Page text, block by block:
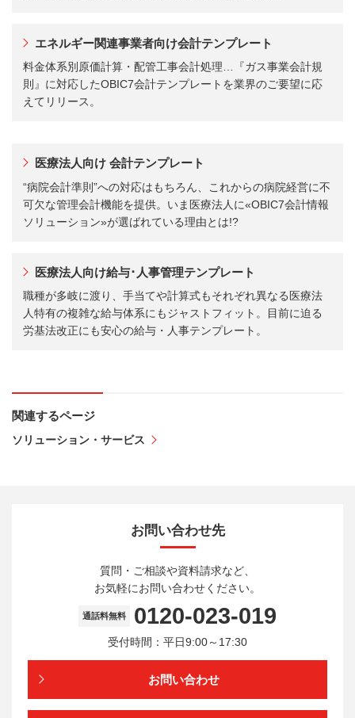
エネルギー関連事業者向け会計テンプレート
料金体系別原価計算・配管工事会計処理…『ガス事業会計規
則』に対応したOBIC7会計テンプレートを業界のご要望に応
えてリリース。
医療法人向け 会計テンプレート
“病院会計準則”への対応はもちろん、これからの病院経営に不
可欠な管理会計機能を提供。いま医療法人に«OBIC7会計情報
ソリューション»が選ばれている理由とは!?
医療法人向け給与･人事管理テンプレート
職種が多岐に渡り、手当てや計算式もそれぞれ異なる医療法
人特有の複雑な給与体系にもジャストフィット。目前に迫る
労基法改正にも安心の給与・人事テンプレート。
関連するページ
ソリューション・サービス
お問い合わせ先
質問・ご相談や資料請求など、
お気軽にお問い合わせください。
通話料無料 0120-023-019
受付時間：平日9:00～17:30
お問い合わせ